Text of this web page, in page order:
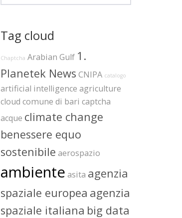
Tag cloud
Chaptcha Arabian Gulf 1.
Planetek News CNIPA catalogo
artificial intelligence agriculture
cloud comune di bari captcha
acque climate change
benessere equo
sostenibile aerospazio
ambiente asita agenzia
spaziale europea agenzia
spaziale italiana big data